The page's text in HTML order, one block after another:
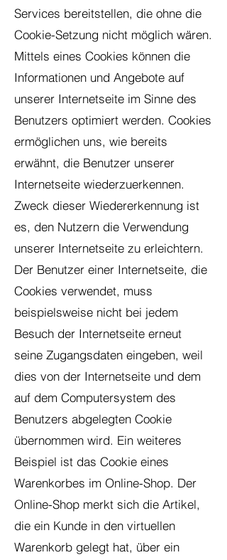
Services bereitstellen, die ohne die
Cookie-Setzung nicht möglich wären.
Mittels eines Cookies können die
Informationen und Angebote auf
unserer Internetseite im Sinne des
Benutzers optimiert werden. Cookies
ermöglichen uns, wie bereits
erwähnt, die Benutzer unserer
Internetseite wiederzuerkennen.
Zweck dieser Wiedererkennung ist
es, den Nutzern die Verwendung
unserer Internetseite zu erleichtern.
Der Benutzer einer Internetseite, die
Cookies verwendet, muss
beispielsweise nicht bei jedem
Besuch der Internetseite erneut
seine Zugangsdaten eingeben, weil
dies von der Internetseite und dem
auf dem Computersystem des
Benutzers abgelegten Cookie
übernommen wird. Ein weiteres
Beispiel ist das Cookie eines
Warenkorbes im Online-Shop. Der
Online-Shop merkt sich die Artikel,
die ein Kunde in den virtuellen
Warenkorb gelegt hat, über ein